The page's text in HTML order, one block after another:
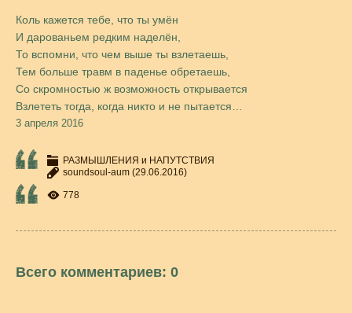
Коль кажется тебе, что ты умён
И дарованьем редким наделён,
То вспомни, что чем выше ты взлетаешь,
Тем больше травм в паденье обретаешь,
Со скромностью ж возможность открывается
Взлететь тогда, когда никто и не пытается…
3 апреля 2016
РАЗМЫШЛЕНИЯ и НАПУТСТВИЯ
soundsoul-aum (29.06.2016)
778
Всего комментариев: 0